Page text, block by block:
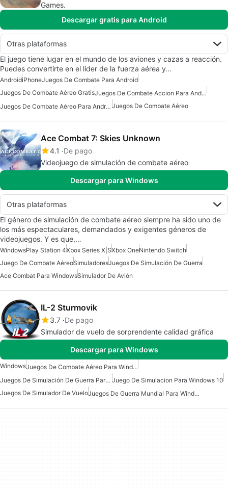
Games.
Descargar gratis para Android
Otras plataformas
El juego tiene lugar en el mundo de los aviones y cazas a reacción.
Puedes convertirte en el líder de la fuerza aérea y…
AndroidiPhoneJuegos De Combate Para Android
Juegos De Combate Aéreo Gratis
Juegos De Combate Accion Para Android
Juegos De Combate Aéreo Para Android Juegos De Combate Aéreo
Ace Combat 7: Skies Unknown
4.1
De pago
Videojuego de simulación de combate aéreo
Descargar para Windows
Otras plataformas
El género de simulación de combate aéreo siempre ha sido uno de
los más espectaculares, demandados y exigentes géneros de
videojuegos. Y es que,…
WindowsPlay Station 4Xbox Series X|SXbox OneNintendo Switch
Juego De Combate AéreoSimuladoresJuegos De Simulación De Guerra
Ace Combat Para WindowsSimulador De Avión
IL-2 Sturmovik
3.7 De pago
Simulador de vuelo de sorprendente calidad gráfica
Descargar para Windows
Windows
Juegos De Combate Aéreo Para Windows
Juegos De Simulación De Guerra Para Windows Juego De Simulacion Para Windows 10
Juegos De Simulador De Vuelo
Juegos De Guerra Mundial Para Windows